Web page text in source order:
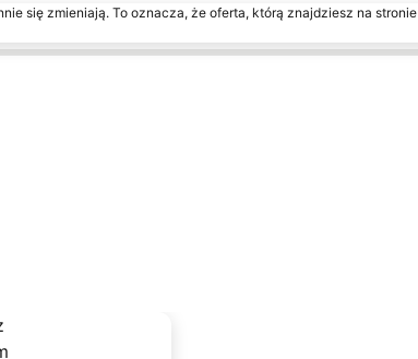
się zmieniają. To oznacza, że oferta, którą znajdziesz na stronie